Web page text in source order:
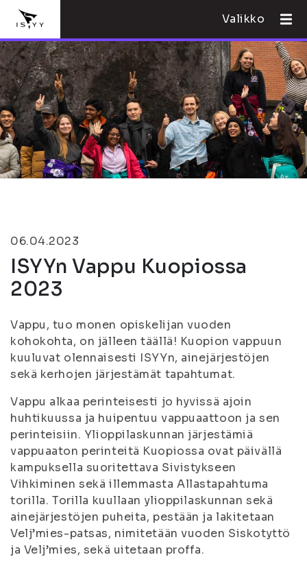
Valikko
06.04.2023
ISYYn Vappu Kuopiossa
2023
Vappu, tuo monen opiskelijan vuoden
kohokohta, on jälleen täällä! Kuopion vappuun
kuuluvat olennaisesti ISYYn, ainejärjestöjen
sekä kerhojen järjestämät tapahtumat.
Vappu alkaa perinteisesti jo hyvissä ajoin
huhtikuussa ja huipentuu vappuaattoon ja sen
perinteisiin. Ylioppilaskunnan järjestämiä
vappuaaton perinteitä Kuopiossa ovat päivällä
kampuksella suoritettava Sivistykseen
Vihkiminen sekä illemmasta Allastapahtuma
torilla. Torilla kuullaan ylioppilaskunnan sekä
ainejärjestöjen puheita, pestään ja lakitetaan
Velj’mies-patsas, nimitetään vuoden Siskotyttö
ja Velj’mies, sekä uitetaan proffa.